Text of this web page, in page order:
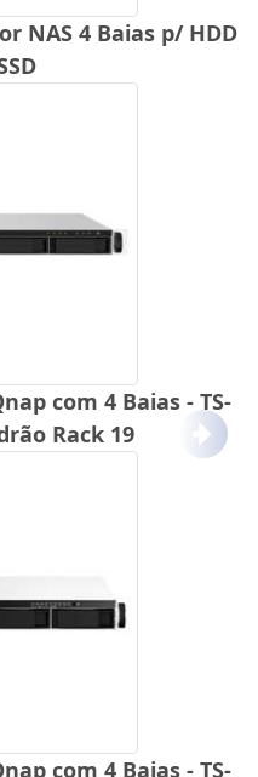
NAS 4 Baias p/ HDD
com 4 Baias - TS-
Rack 19
com 4 Baias - TS-